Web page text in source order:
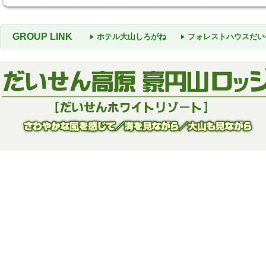
ホテル大山しろがね フォレストハウスだ